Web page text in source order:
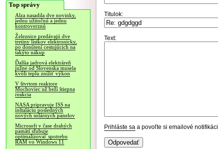
Top správy
Alza nasadila dve novinky,
jednu užitočnú a jednu
kontroverznú
Železnice predávajú dve
tretiny lístkov elektronicky,
po donútení cestujúcich na
takýto nákup
Ďalšia jadrová elektráreň
južne od Slovenska musela
kvôli teplu znížiť výkon
V štvrtom reaktore
Mochoviec už beží štiepna
reakcia
NASA pripravuje ISS na
inštaláciu posledných
nových solárnych panelov
Microsoft v čase drahých
pamätí sľubuje
optimalizovať spotrebu
RAM vo Windows 11
Titulok:
Text:
Prihláste sa a povoľte si emailové